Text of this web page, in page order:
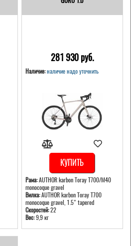
281 930 pуб.
Наличие: наличие надо уточнить
КУПИТЬ
Рама:AUTHOR karbon Toray T700/M40
monocoque gravel
Вилка:AUTHOR karbon Toray T700
monocoque gravel, 1.5" tapered
Скоростей:22
Вес:9,9 кг